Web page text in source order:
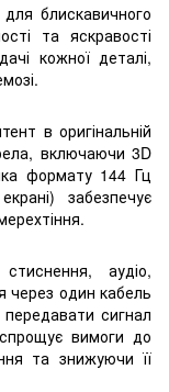
блискавичного
та яскравості
кожної деталі,
в оригінальній
включаючи 3D
формату 144 Гц
забезпечує
аудіо,
через один кабель
сигнал
вимоги до
та знижуючи її